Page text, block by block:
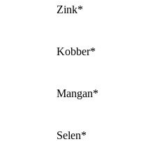
Zink*
Kobber*
Mangan*
Selen*